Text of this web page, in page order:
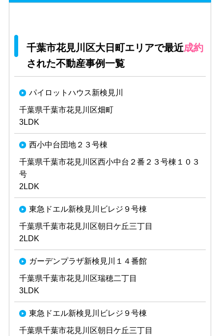
千葉市花見川区大日町エリアで最近成約
された不動産事例一覧
パイロットハウス新検見川
千葉県千葉市花見川区畑町
3LDK
西小中台団地２３号棟
千葉県千葉市花見川区西小中台２番２３号棟１０３
号
2LDK
東急ドエル新検見川ビレジ９号棟
千葉県千葉市花見川区朝日ケ丘三丁目
2LDK
ガーデンプラザ新検見川１４番館
千葉県千葉市花見川区瑞穂二丁目
3LDK
東急ドエル新検見川ビレジ９号棟
千葉県千葉市花見川区朝日ケ丘三丁目